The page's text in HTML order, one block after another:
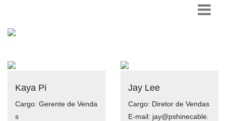
Kaya Pi
Cargo: Gerente de Venda
s
Jay Lee
Cargo: Diretor de Vendas
E-mail: jay@pshinecable.